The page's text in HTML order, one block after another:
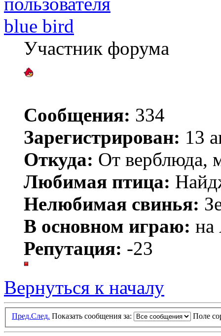
blue bird
Участник форума
Сообщения: 334
Зарегистрирован: 13
Откуда: От верблюда,
Любимая птица:
Нелюбимая свинья:
В основном играю: на
Репутация: -23
Вернуться к началу
Пред.След. Показать сообщения за: Поле